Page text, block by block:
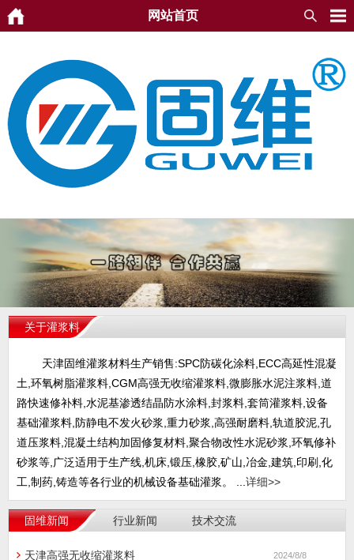
网站首页
关于灌浆料
天津固维灌浆材料生产销售:SPC防碳化涂料,ECC高延性混凝
土,环氧树脂灌浆料,CGM高强无收缩灌浆料,微膨胀水泥注浆料,道
路快速修补料,水泥基渗透结晶防水涂料,封浆料,套筒灌浆料,设备
基础灌浆料,防静电不发火砂浆,重力砂浆,高强耐磨料,轨道胶泥,孔
道压浆料,混凝土结构加固修复材料,聚合物改性水泥砂浆,环氧修补
砂浆等,广泛适用于生产线,机床,锻压,橡胶,矿山,冶金,建筑,印刷,化
工,制药,铸造等各行业的机械设备基础灌浆。 ... 详细>>
固维新闻 行业新闻 技术交流
天津高强无收缩灌浆料 2024/8/8